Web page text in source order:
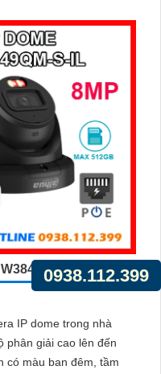
S-IL
IP dome trong nhà
phân giải cao lên đến
có màu ban đêm, tầm
0938.112.399